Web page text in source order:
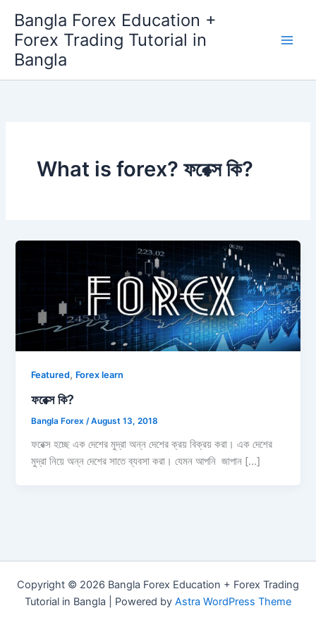
content
Bangla Forex Education +
Forex Trading Tutorial in
Bangla
What is forex? ফরেক্স কি?
Featured, Forex learn
ফরেক্স কি?
Bangla Forex/August 13, 2018
ফরেক্স হচ্ছে এক দেশের মুদ্রা অন্ন দেশের ক্রয় বিক্রয় করা। এক দেশের
মুদ্রা নিয়ে অন্ন দেশের সাতে ব্যবসা করা। যেমন আপনি জাপান […]
Copyright © 2026 Bangla Forex Education + Forex Trading
Tutorial in Bangla | Powered by Astra WordPress Theme